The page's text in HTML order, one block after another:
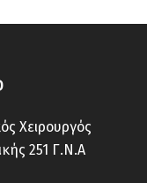
Χειρουργός
251 Γ.Ν.Α